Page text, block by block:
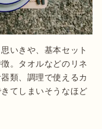
いきや、基本セット
。タオルなどのリネ
類、調理で使えるカ
てしまいそうなほど